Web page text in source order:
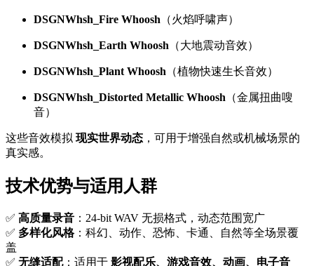
DSGNWhsh_Fire Whoosh （火焰呼啸声）
DSGNWhsh_Earth Whoosh （大地震动音效）
DSGNWhsh_Plant Whoosh （植物快速生长音效）
DSGNWhsh_Distorted Metallic Whoosh （金属扭曲嗖
音）
这些音效模拟 现实世界动态 ，可用于增强自然或机械场景的
真实感。
技术优势与适用人群
✅ 高质量录音 ：24-bit WAV 无损格式，动态范围宽广
✅ 多样化风格：科幻、动作、恐怖、卡通、自然等全场景覆
盖
✅ 无缝适配：适用于 影视配乐、游戏音效、动画、电子音